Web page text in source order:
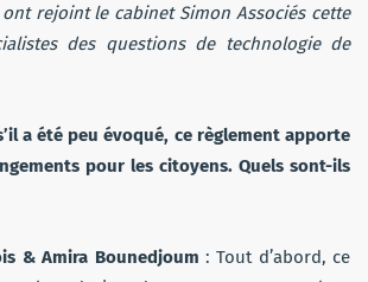
rejoint le cabinet Simon Associés cette
des questions de technologie de
a été peu évoqué, ce règlement apporte
pour les citoyens. Quels sont-ils
& Amira Bounedjoum : Tout d’abord, ce